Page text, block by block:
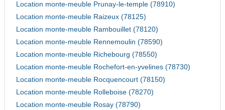
Location monte-meuble Prunay-le-temple (78910)
Location monte-meuble Raizeux (78125)
Location monte-meuble Rambouillet (78120)
Location monte-meuble Rennemoulin (78590)
Location monte-meuble Richebourg (78550)
Location monte-meuble Rochefort-en-yvelines (78730)
Location monte-meuble Rocquencourt (78150)
Location monte-meuble Rolleboise (78270)
Location monte-meuble Rosay (78790)